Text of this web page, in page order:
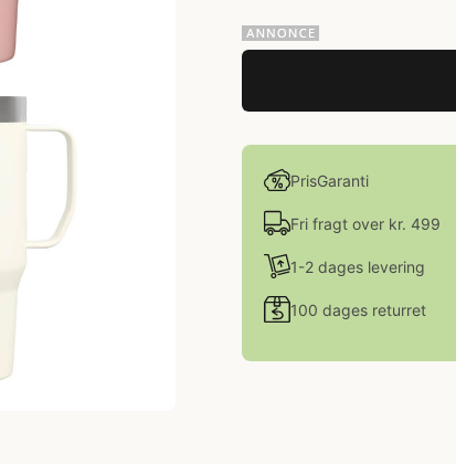
PrisGaranti
Fri fragt over kr. 499
1-2 dages levering
100 dages returret